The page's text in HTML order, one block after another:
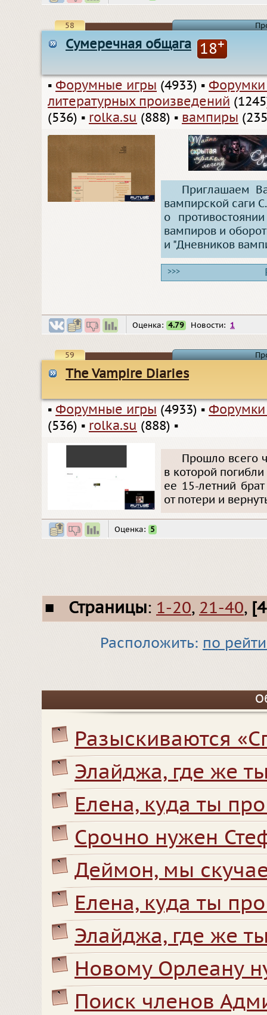
58
Сумеречная общага 18+
▪ Форумные игры (4933) ▪
литературных произведений
(536) ▪ rolka.su (888) ▪ вампиры
Приглашаем
вампирской саги
о
вампиров и
и "Дневников
>>>
Оценка: 4.79 Новости: 1
59
The Vampire Diaries
▪ Форумные игры (4933) ▪
(536) ▪ rolka.su (888) ▪
Прошло всего
в которой
ее 15-летний
от потери и
Оценка: 5
■ Страницы: 1-20, 21-40,
Расположить: по
Разыскиваются
Элайджа, где же
Елена, куда ты
Срочно нужен
Деймон, мы
Елена, куда ты
Элайджа, где же
Новому Орлеану
Поиск членов